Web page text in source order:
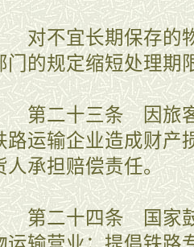
不宜长期保存的物
门的规定缩短处理期
二十三条 因旅客
路运输企业造成财产
人承担赔偿责任。
二十四条 国家鼓